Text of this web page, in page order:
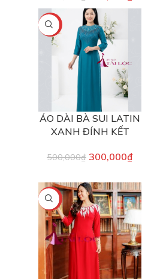
-40%
ÁO DÀI BÀ SUI LATIN
XANH ĐÍNH KẾT
500,000₫ 300,000₫
-40%